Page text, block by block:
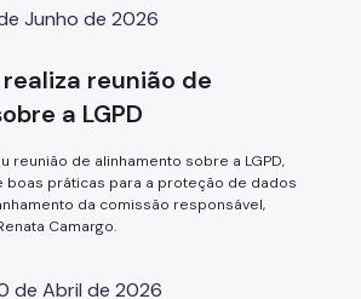
Junho de 2026
reunião de
a LGPD
reunião de alinhamento sobre a LGPD,
práticas para a proteção de dados
da comissão responsável,
Camargo.
de Abril de 2026